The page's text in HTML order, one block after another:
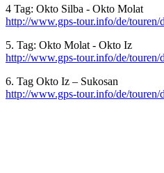
4 Tag: Okto Silba - Okto Molat
http://www.gps-tour.info/de/touren/
5. Tag: Okto Molat - Okto Iz
http://www.gps-tour.info/de/touren/
6. Tag Okto Iz – Sukosan
http://www.gps-tour.info/de/touren/